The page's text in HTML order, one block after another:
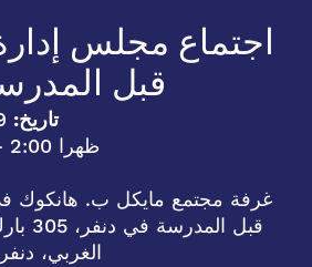
اجتماع مجلس
قبل
تاريخ:
- 2:00 ظهرا
غرفة مجتمع مايكل ب. هانكوك
قبل
الغربي، دنفر،